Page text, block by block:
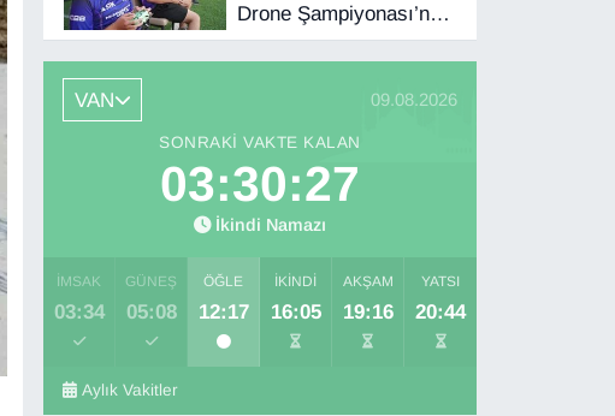
Drone Şampiyonası’nda
ilk etap Şırnak’ta
VAN
09.08.2026
SONRAKI VAKTE KALAN
03:30:25
İkindi Namazı
İMSAK
03:34
GÜNEŞ
05:08
ÖĞLE
12:17
İKINDI
16:05
AKŞAM
19:16
YATSI
20:44
Aylık Vakitler